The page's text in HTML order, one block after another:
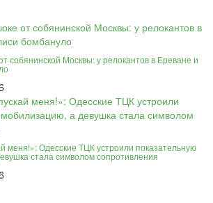
собянинской Москвы: у релокантов в Ереване и
меня!»: Одесские ТЦК устроили показательную
стала символом сопротивления